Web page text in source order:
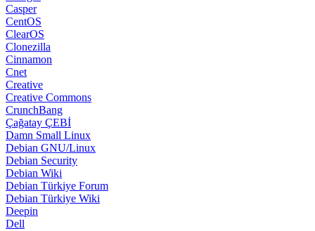
Casper
CentOS
ClearOS
Clonezilla
Cinnamon
Cnet
Creative
Creative Commons
CrunchBang
Çağatay ÇEBİ
Damn Small Linux
Debian GNU/Linux
Debian Security
Debian Wiki
Debian Türkiye Forum
Debian Türkiye Wiki
Deepin
Dell